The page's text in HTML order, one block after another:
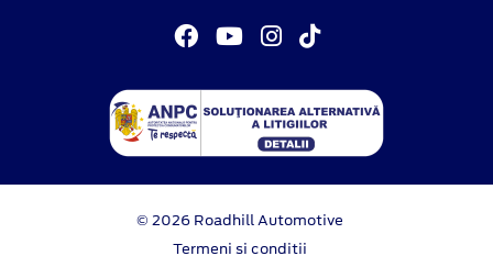
© 2026 Roadhill Automotive
Termeni si conditii